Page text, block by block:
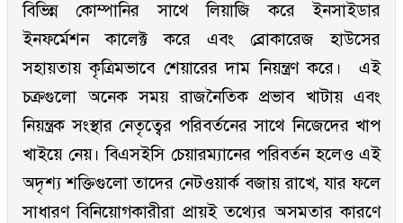
বিভিন্ন কোম্পানির সাথে লিয়াজি করে ইনসাইডার
ইনফর্মেশন কালেক্ট করে এবং ব্রোকারেজ হাউসের
সহায়তায় কৃত্রিমভাবে শেয়ারের দাম নিয়ন্ত্রণ করে। এই
চক্রগুলো অনেক সময় রাজনৈতিক প্রভাব খাটায় এবং
নিয়ন্ত্রক সংস্থার নেতৃত্বের পরিবর্তনের সাথে নিজেদের খাপ
খাইয়ে নেয়। বিএসইসি চেয়ারম্যানের পরিবর্তন হলেও এই
অদৃশ্য শক্তিগুলো তাদের নেটওয়ার্ক বজায় রাখে, যার ফলে
সাধারণ বিনিয়োগকারীরা প্রায়ই তথ্যের অসমতার কারণে